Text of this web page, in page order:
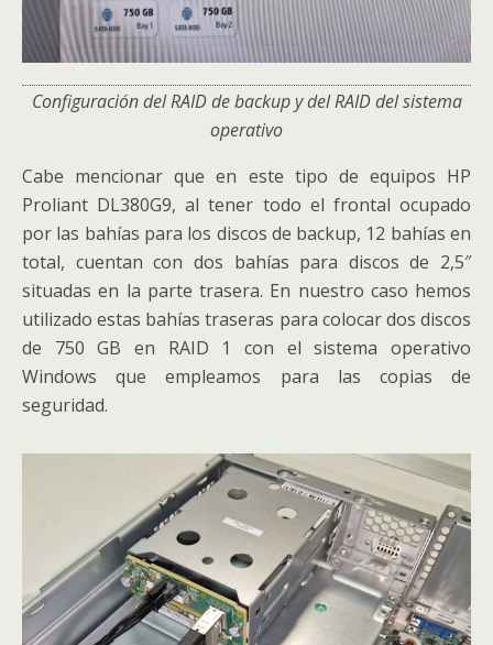
Configuración del RAID de backup y del RAID del sistema
operativo
Cabe mencionar que en este tipo de equipos HP
Proliant DL380G9, al tener todo el frontal ocupado
por las bahías para los discos de backup, 12 bahías en
total, cuentan con dos bahías para discos de 2,5″
situadas en la parte trasera. En nuestro caso hemos
utilizado estas bahías traseras para colocar dos discos
de 750 GB en RAID 1 con el sistema operativo
Windows que empleamos para las copias de
seguridad.